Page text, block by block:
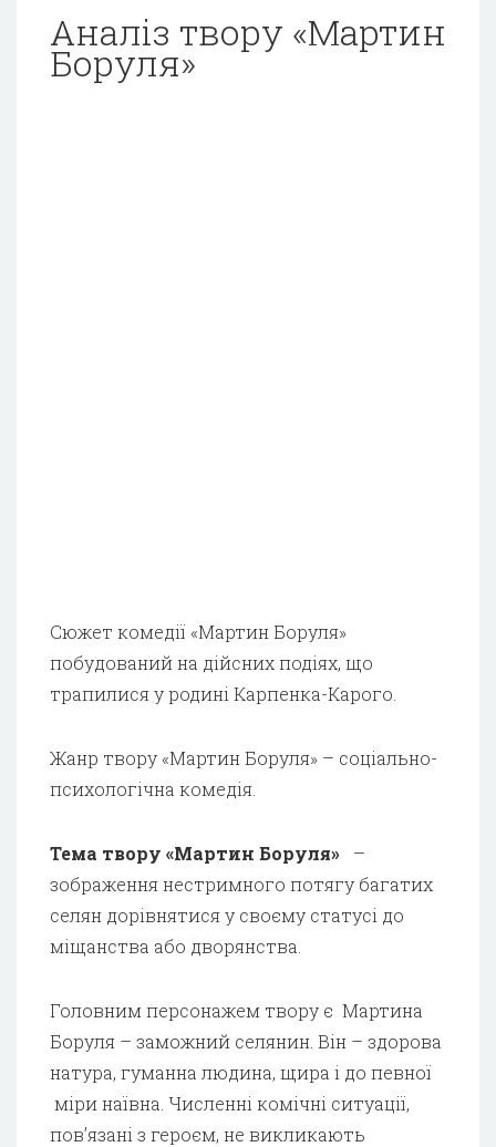
Аналіз твору «Мартин
Боруля»
Сюжет комедії «Мартин Боруля»
побудований на дійсних подіях, що
трапилися у родині Карпенка-Карого.
Жанр твору «Мартин Боруля» – соціально-
психологічна комедія.
Тема твору «Мартин Боруля» –
зображення нестримного потягу багатих
селян дорівнятися у своєму статусі до
міщанства або дворянства.
Головним персонажем твору є Мартина
Боруля – заможний селянин. Він – здорова
натура, гуманна людина, щира і до певної
міри наївна. Численні комічні ситуації,
пов’язані з героєм, не викликають